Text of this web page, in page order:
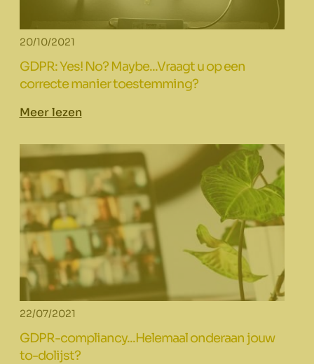
20/10/2021
GDPR: Yes! No? Maybe...Vraagt u op een
correcte manier toestemming?
Meer lezen
22/07/2021
GDPR-compliancy...Helemaal onderaan jouw
to-dolijst?